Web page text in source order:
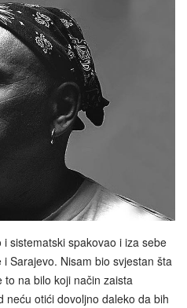
sistematski spakovao i iza sebe
Sarajevo. Nisam bio svjestan šta
na bilo koji način zaista
neću otići dovoljno daleko da bih